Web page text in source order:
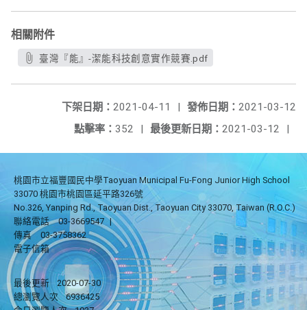
相關附件
臺灣『能』-潔能科技創意實作競賽.pdf
發佈日期： 2021-03-12
下架日期： 2021-04-11
|
最後更新日期： 2021-03-12 |
點擊率： 352 |
桃園市立福豐國民中學Taoyuan Municipal Fu-Fong Junior High School
33070 桃園市桃園區延平路326號
No.326, Yanping Rd., Taoyuan Dist., Taoyuan City 33070, Taiwan (R.O.C.)
聯絡電話
03-3669547 |
傳真
03-3758362
電子信箱
最後更新
2020-07-30
總瀏覽人次
6936425